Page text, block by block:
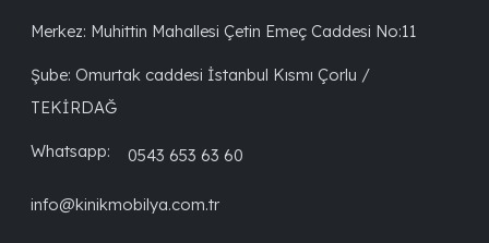
Merkez: Muhittin Mahallesi Çetin Emeç Caddesi No:11
Şube: Omurtak caddesi İstanbul Kısmı Çorlu /
TEKİRDAĞ
Whatsapp: 0543 653 63 60
info@kinikmobilya.com.tr